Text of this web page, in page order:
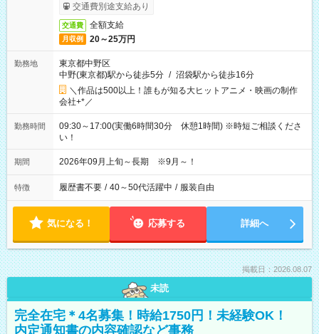
交通費別途支給あり
交通費 全額支給
月収例 20～25万円
勤務地
東京都中野区
中野(東京都)駅から徒歩5分 / 沼袋駅から徒歩16分
＼作品は500以上！誰もが知る大ヒットアニメ・映画の制作
会社+*／
勤務時間
09:30～17:00(実働6時間30分 休憩1時間) ※時短ご相談くださ
い！
期間 2026年09月上旬～長期 ※9月～！
特徴 履歴書不要 / 40～50代活躍中 / 服装自由
気になる！ 応募する 詳細へ
掲載日：2026.08.07
未読
完全在宅＊4名募集！時給1750円！未経験OK！
内定通知書の内容確認など事務